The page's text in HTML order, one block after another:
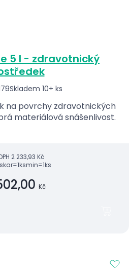
5 l - zdravotnický
Skladem 10+ ks
na povrchy zdravotnických
materiálová snášenlivost.
2 233,93 Kč
kar=1ksmin=1ks
Kč